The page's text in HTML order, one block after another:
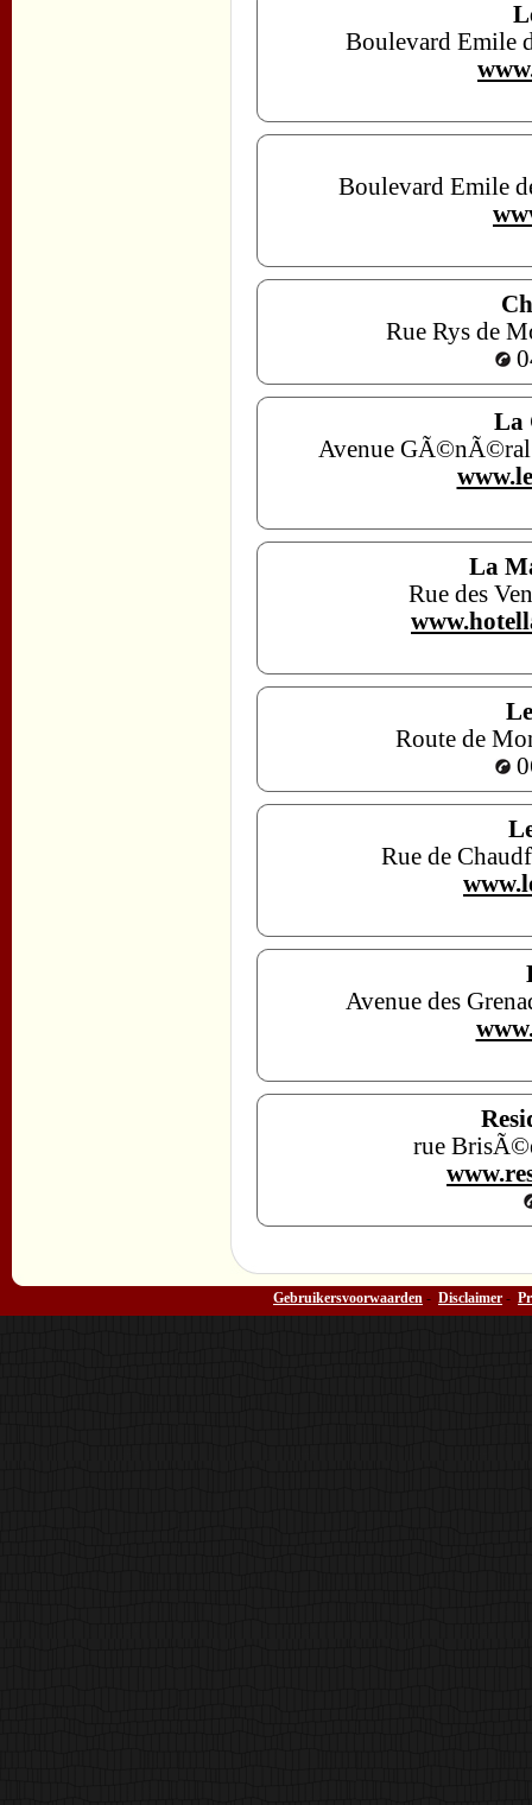
Boulevard Emile
Boulevard Emile
Rue Rys de
La
Avenue
La
Rue des
Route de
Rue de
Avenue des
rue
Gebruikersvoorwaarden - Disclaimer -